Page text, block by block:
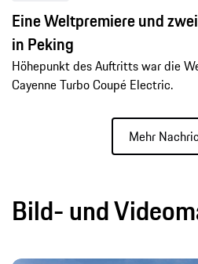
Eine Weltpremiere und
in Peking
Höhepunkt des Auftritts war die
Cayenne Turbo Coupé Electric.
Mehr
Bild- und